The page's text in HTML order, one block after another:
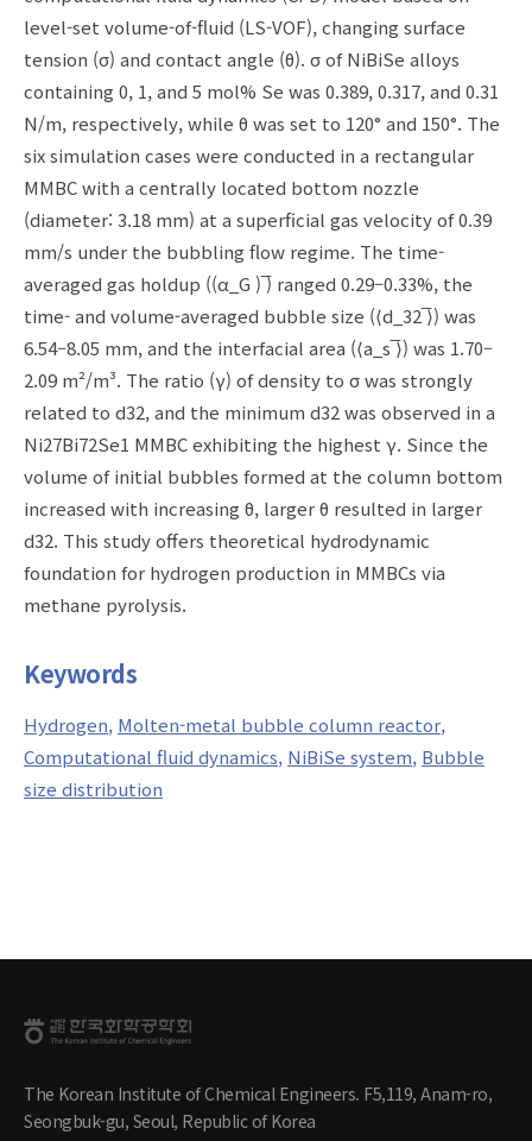
level-set volume-of-fluid (LS-VOF), changing surface
tension (σ) and contact angle (θ). σ of NiBiSe alloys
containing 0, 1, and 5 mol% Se was 0.389, 0.317, and 0.31
N/m, respectively, while θ was set to 120° and 150°. The
six simulation cases were conducted in a rectangular
MMBC with a centrally located bottom nozzle
(diameter: 3.18 mm) at a superficial gas velocity of 0.39
mm/s under the bubbling flow regime. The time-
averaged gas holdup ((α_G ) ̅) ranged 0.29–0.33%, the
time- and volume-averaged bubble size (⟨d_32 ̅⟩) was
6.54–8.05 mm, and the interfacial area (⟨a_s ̅⟩) was 1.70–
2.09 m²/m³. The ratio (γ) of density to σ was strongly
related to d32, and the minimum d32 was observed in a
Ni27Bi72Se1 MMBC exhibiting the highest γ. Since the
volume of initial bubbles formed at the column bottom
increased with increasing θ, larger θ resulted in larger
d32. This study offers theoretical hydrodynamic
foundation for hydrogen production in MMBCs via
methane pyrolysis.
Keywords
Hydrogen Molten-metal bubble column reactor
Computational fluid dynamics NiBiSe system Bubble
size distribution
The Korean Institute of Chemical Engineers. F5,119, Anam-ro,
Seongbuk-gu, Seoul, Republic of Korea